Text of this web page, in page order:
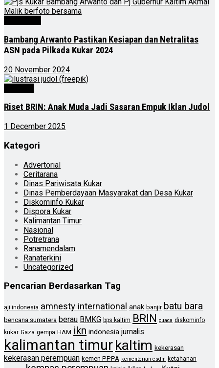
Bambang Arwanto Pastikan Kesiapan dan Netralitas
ASN pada Pilkada Kukar 2024
20 November 2024
Riset BRIN: Anak Muda Jadi Sasaran Empuk Iklan Judol
1 December 2025
Kategori
Advertorial
Ceritarana
Dinas Pariwisata Kukar
Dinas Pemberdayaan Masyarakat dan Desa Kukar
Diskominfo Kukar
Dispora Kukar
Kalimantan Timur
Nasional
Potretrana
Ranamendalam
Ranaterkini
Uncategorized
Pencarian Berdasarkan Tag
aji indonesia amnesty international anak banjir batu bara
bencana sumatera berau BMKG bps kaltim BRIN cuaca diskominfo
kukar Gaza gempa HAM ikn indonesia jurnalis
kalimantan timurkaltim kekerasan
kekerasan perempuan kemen PPPA kementerian esdm ketahanan